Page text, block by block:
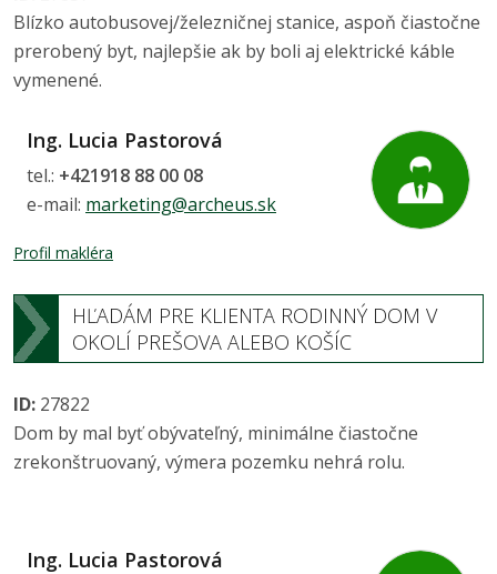
Blízko autobusovej/železničnej stanice, aspoň čiastočne
prerobený byt, najlepšie ak by boli aj elektrické káble
vymenené.
Ing. Lucia Pastorová
tel.: +421918 88 00 08
e-mail: marketing@archeus.sk
Profil makléra
HĽADÁM PRE KLIENTA RODINNÝ DOM V
OKOLÍ PREŠOVA ALEBO KOŠÍC
ID: 27822
Dom by mal byť obývateľný, minimálne čiastočne
zrekonštruovaný, výmera pozemku nehrá rolu.
Ing. Lucia Pastorová